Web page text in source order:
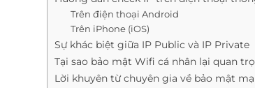
Trên điện thoại Android
Trên iPhone (iOS)
Sự khác biệt giữa IP Public và IP Private
Tại sao bảo mật Wifi cá nhân lại quan
Lời khuyên từ chuyên gia về bảo mật